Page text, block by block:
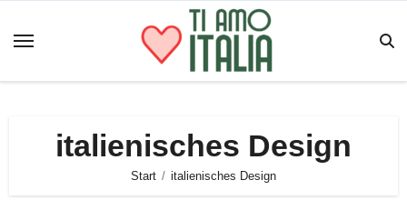
Inhalt
italienisches Design
Start italienisches Design